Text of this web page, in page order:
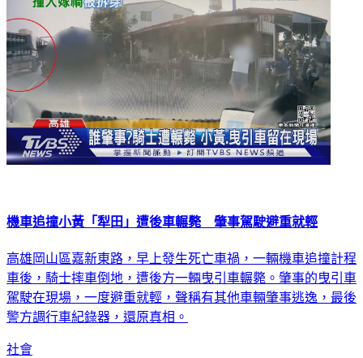
機車追撞小黃「犁田」遭後車輾斃 肇事駕駛避重就輕
高雄岡山區嘉新東路，早上發生死亡車禍，一輛機車追撞計程
車後，騎士摔車倒地，遭後方一輛曳引車輾斃。肇事的曳引車
駕駛在現場，一度避重就輕，聲稱有其他車輛肇事逃逸，最後
警方調行車紀錄器，還原真相。
社會